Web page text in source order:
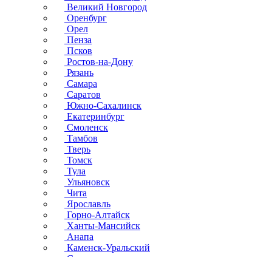
Великий Новгород
Оренбург
Орел
Пенза
Псков
Ростов-на-Дону
Рязань
Самара
Саратов
Южно-Сахалинск
Екатеринбург
Смоленск
Тамбов
Тверь
Томск
Тула
Ульяновск
Чита
Ярославль
Горно-Алтайск
Ханты-Мансийск
Анапа
Каменск-Уральский